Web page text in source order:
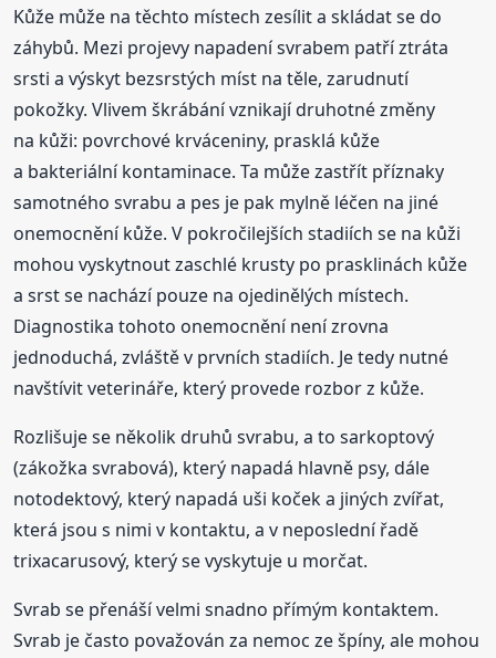
Kůže může na těchto místech zesílit a skládat se do
záhybů. Mezi projevy napadení svrabem patří ztráta
srsti a výskyt bezsrstých míst na těle, zarudnutí
pokožky. Vlivem škrábání vznikají druhotné změny
na kůži: povrchové krváceniny, prasklá kůže
a bakteriální kontaminace. Ta může zastřít příznaky
samotného svrabu a pes je pak mylně léčen na jiné
onemocnění kůže. V pokročilejších stadiích se na kůži
mohou vyskytnout zaschlé krusty po prasklinách kůže
a srst se nachází pouze na ojedinělých místech.
Diagnostika tohoto onemocnění není zrovna
jednoduchá, zvláště v prvních stadiích. Je tedy nutné
navštívit veterináře, který provede rozbor z kůže.
Rozlišuje se několik druhů svrabu, a to sarkoptový
(zákožka svrabová), který napadá hlavně psy, dále
notodektový, který napadá uši koček a jiných zvířat,
která jsou s nimi v kontaktu, a v neposlední řadě
trixacarusový, který se vyskytuje u morčat.
Svrab se přenáší velmi snadno přímým kontaktem.
Svrab je často považován za nemoc ze špíny, ale mohou